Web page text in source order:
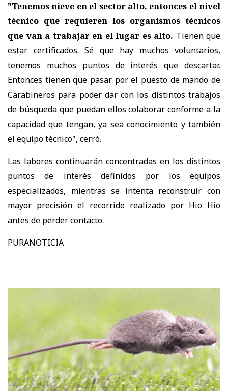
"Tenemos nieve en el sector alto, entonces el nivel
técnico que requieren los organismos técnicos
que van a trabajar en el lugar es alto. Tienen que
estar certificados. Sé que hay muchos voluntarios,
tenemos muchos puntos de interés que descartar.
Entonces tienen que pasar por el puesto de mando de
Carabineros para poder dar con los distintos trabajos
de búsqueda que puedan ellos colaborar conforme a la
capacidad que tengan, ya sea conocimiento y también
el equipo técnico", cerró.
Las labores continuarán concentradas en los distintos
puntos de interés definidos por los equipos
especializados, mientras se intenta reconstruir con
mayor precisión el recorrido realizado por Hio Hio
antes de perder contacto.
PURANOTICIA